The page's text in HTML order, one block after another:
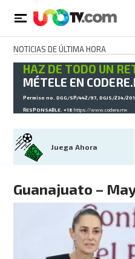
NOTICIAS DE ÚLTIMA HORA
HAZ DE TODO UN
MÉTELE EN
Permiso no. DGG/SP/442/97, DGJS/234/
RESPONSABLE. +18https://www.codere.mx
Juega Ahora
Guanajuato –